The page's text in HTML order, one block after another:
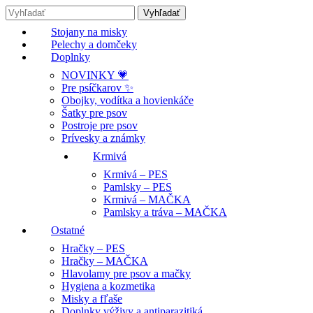
Stojany na misky
Pelechy a domčeky
Doplnky
NOVINKY 💗
Pre psíčkarov ✨
Obojky, vodítka a hovienkáče
Šatky pre psov
Postroje pre psov
Prívesky a známky
Krmivá
Krmivá – PES
Pamlsky – PES
Krmivá – MAČKA
Pamlsky a tráva – MAČKA
Ostatné
Hračky – PES
Hračky – MAČKA
Hlavolamy pre psov a mačky
Hygiena a kozmetika
Misky a fľaše